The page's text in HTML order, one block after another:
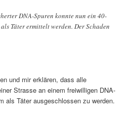
DNA-Spuren konnte nun ein 40-
Täter ermittelt werden. Der Schaden
und mir erklären, dass alle
Strasse an einem freiwilligen DNA-
als Täter ausgeschlossen zu werden.